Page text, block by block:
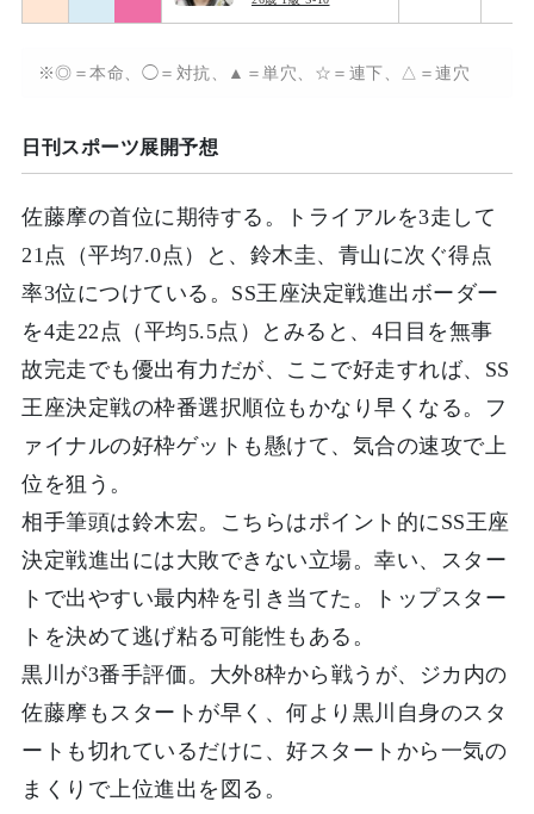
※◎＝本命、◯＝対抗、▲＝単穴、☆＝連下、△＝連穴
日刊スポーツ展開予想
佐藤摩の首位に期待する。トライアルを3走して
21点（平均7.0点）と、鈴木圭、青山に次ぐ得点
率3位につけている。SS王座決定戦進出ボーダー
を4走22点（平均5.5点）とみると、4日目を無事
故完走でも優出有力だが、ここで好走すれば、SS
王座決定戦の枠番選択順位もかなり早くなる。フ
ァイナルの好枠ゲットも懸けて、気合の速攻で上
位を狙う。
相手筆頭は鈴木宏。こちらはポイント的にSS王座
決定戦進出には大敗できない立場。幸い、スター
トで出やすい最内枠を引き当てた。トップスター
トを決めて逃げ粘る可能性もある。
黒川が3番手評価。大外8枠から戦うが、ジカ内の
佐藤摩もスタートが早く、何より黒川自身のスタ
ートも切れているだけに、好スタートから一気の
まくりで上位進出を図る。